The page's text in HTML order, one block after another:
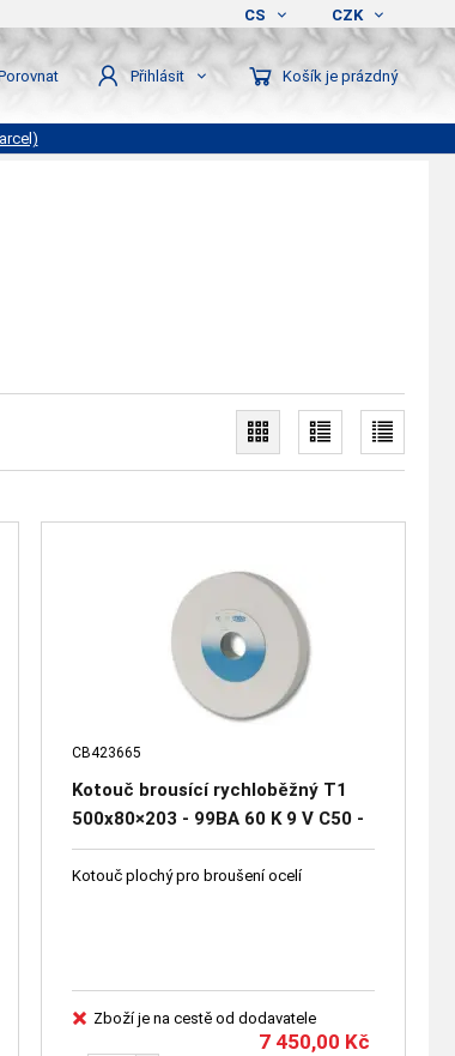
CS CZK
Přihlásit Košík je prázdný
CB423665
Kotouč brousící rychloběžný T1
500x80×203 - 99BA 60 K 9 V C50 -
47151-1155
Kotouč plochý pro broušení ocelí
Zboží je na cestě od dodavatele
7 450,00 Kč